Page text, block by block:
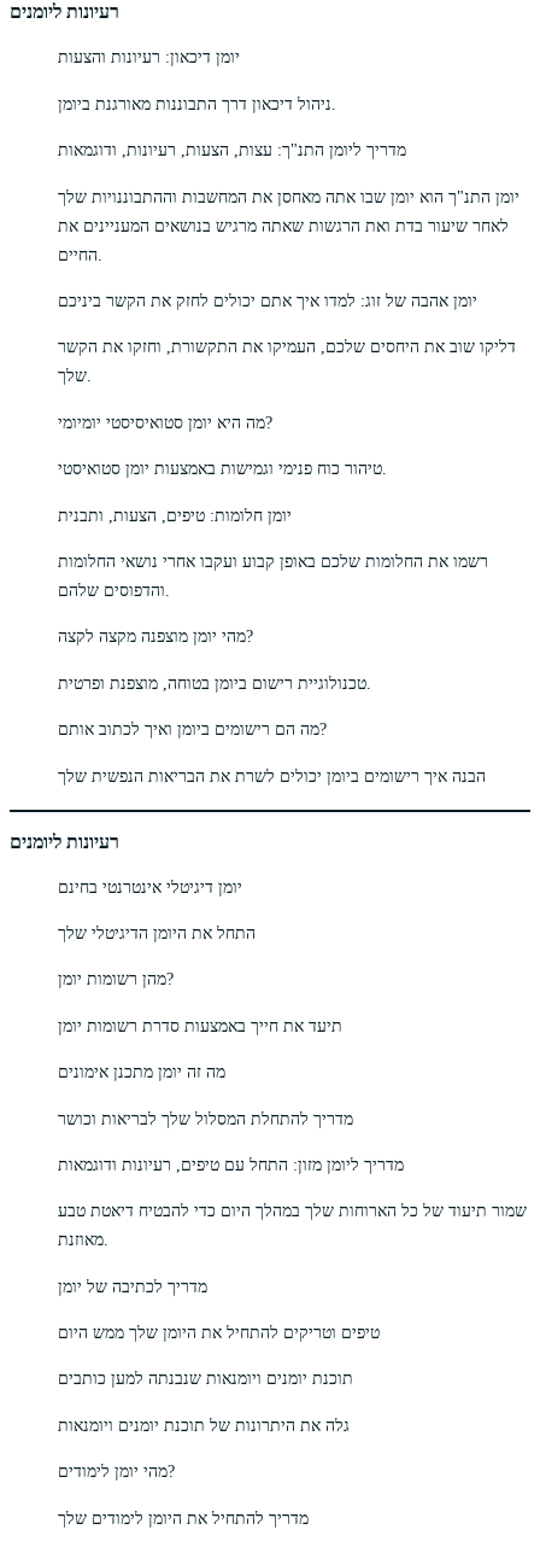
רעיונות ליומנים
יומן דיכאון: רעיונות והצעות
מדריך ליומן התנ"ך: עצות, הצעות, רעיונות, ודוגמאות
יומן התנ"ך הוא יומן שבו אתה מאחסן את המחשבות וההתבוננויות שלך
לאחר שיעור בדת ואת הרגשות שאתה מרגיש בנושאים המעניינים את
יומן אהבה של זוג: למדו איך אתם יכולים לחזק את הקשר ביניכם
דליקו שוב את היחסים שלכם, העמיקו את התקשורת, וחזקו את הקשר
שלך.
מה היא יומן סטואיסיסטי יומיומי?
טיהור כוח פנימי וגמישות באמצעות יומן סטואיסטי.
יומן חלומות: טיפים, הצעות, ותבנית
רשמו את החלומות שלכם באופן קבוע ועקבו אחרי נושאי החלומות
מהי יומן מוצפנה מקצה לקצה?
מה הם רישומים ביומן ואיך לכתוב אותם?
הבנה איך רישומים ביומן יכולים לשרת את הבריאות הנפשית שלך
רעיונות ליומנים
יומן דיגיטלי אינטרנטי בחינם
התחל את היומן הדיגיטלי שלך
מהן רשומות יומן?
תיעד את חייך באמצעות סדרת רשומות יומן
מה זה יומן מתכנן אימונים
מדריך להתחלת המסלול שלך לבריאות וכושר
מדריך ליומן מזון: התחל עם טיפים, רעיונות ודוגמאות
שמור תיעוד של כל הארוחות שלך במהלך היום כדי להבטיח דיאטת טבע
מאוזנת.
מדריך לכתיבה של יומן
טיפים וטריקים להתחיל את היומן שלך ממש היום
תוכנת יומנים ויומנאות שנבנתה למען כותבים
גלה את היתרונות של תוכנת יומנים ויומנאות
מהי יומן לימודים?
מדריך להתחיל את היומן לימודים שלך